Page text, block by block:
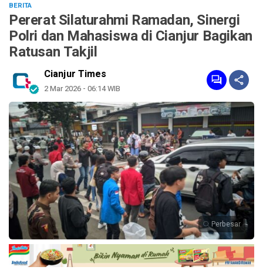
BERITA
Pererat Silaturahmi Ramadan, Sinergi
Polri dan Mahasiswa di Cianjur Bagikan
Ratusan Takjil
Cianjur Times
2 Mar 2026 - 06:14 WIB
Perbesar